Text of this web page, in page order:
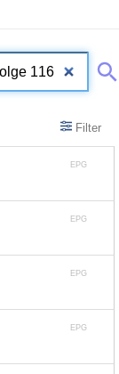
Filter
EPG
EPG
EPG
EPG